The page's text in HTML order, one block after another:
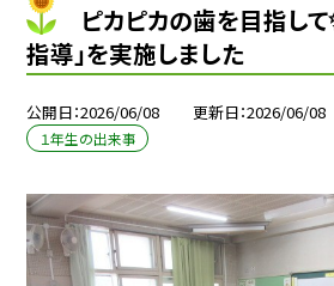
ピカピカの歯を目指して
指導」を実施しました
公開日 2026/06/08 更新日 2026/06/08
１年生の出来事